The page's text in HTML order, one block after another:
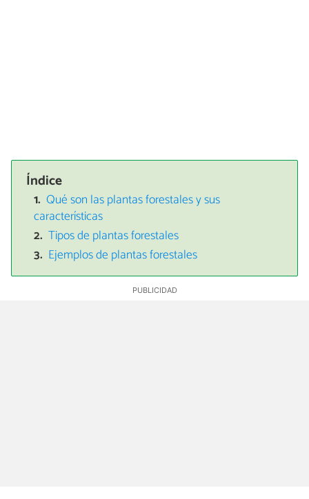
Índice
Qué son las plantas forestales y sus
características
Tipos de plantas forestales
Ejemplos de plantas forestales